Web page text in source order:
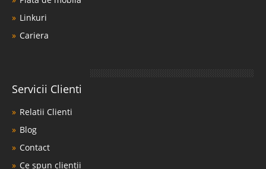
Linkuri
Cariera
Servicii Clienti
Relatii Clienti
Blog
Contact
Ce spun clientii